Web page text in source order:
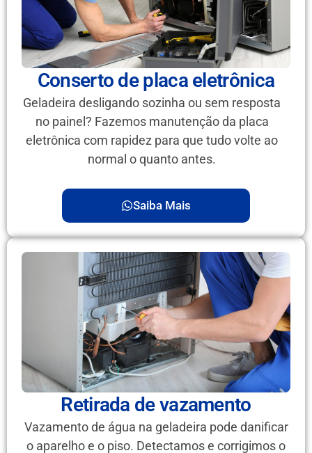
Conserto de placa eletrônica
Geladeira desligando sozinha ou sem resposta
no painel? Fazemos manutenção da placa
eletrônica com rapidez para que tudo volte ao
normal o quanto antes.
Saiba Mais
Retirada de vazamento
Vazamento de água na geladeira pode danificar
o aparelho e o piso. Detectamos e corrigimos o